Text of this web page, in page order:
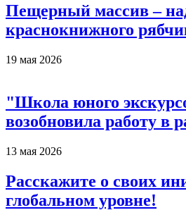
Пещерный массив –
краснокнижного
19 мая 2026
"Школа юного
возобновила работу в
13 мая 2026
Расскажите о своих
глобальном уровне!